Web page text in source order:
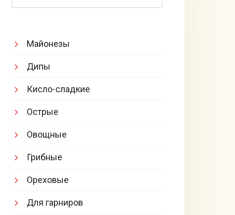
Майонезы
Дипы
Кисло-сладкие
Острые
Овощные
Грибные
Ореховые
Для гарниров